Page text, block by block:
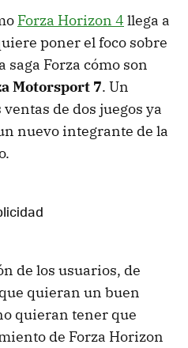
Forza Horizon 4 llega a
poner el foco sobre
saga Forza cómo son
Motorsport 7. Un
de dos juegos ya
nuevo integrante de la
de los usuarios, de
quieran un buen
quieran tener que
de Forza Horizon